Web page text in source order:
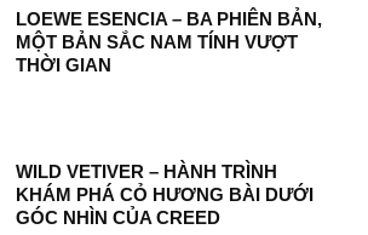
LOEWE ESENCIA – BA PHIÊN BẢN,
MỘT BẢN SẮC NAM TÍNH VƯỢT
THỜI GIAN
WILD VETIVER – HÀNH TRÌNH
KHÁM PHÁ CỎ HƯƠNG BÀI DƯỚI
GÓC NHÌN CỦA CREED